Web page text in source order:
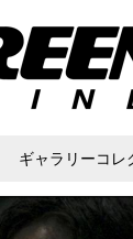
ギャラリーコレ